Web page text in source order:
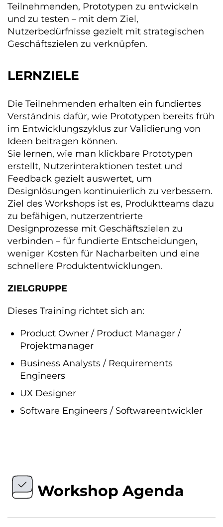
Teilnehmenden, Prototypen zu entwickeln
und zu testen – mit dem Ziel,
Nutzerbedürfnisse gezielt mit strategischen
Geschäftszielen zu verknüpfen.
LERNZIELE
Die Teilnehmenden erhalten ein fundiertes
Verständnis dafür, wie Prototypen bereits früh
im Entwicklungszyklus zur Validierung von
Ideen beitragen können.
Sie lernen, wie man klickbare Prototypen
erstellt, Nutzerinteraktionen testet und
Feedback gezielt auswertet, um
Designlösungen kontinuierlich zu verbessern.
Ziel des Workshops ist es, Produktteams dazu
zu befähigen, nutzerzentrierte
Designprozesse mit Geschäftszielen zu
verbinden – für fundierte Entscheidungen,
weniger Kosten für Nacharbeiten und eine
schnellere Produktentwicklungen.
ZIELGRUPPE
Dieses Training richtet sich an:
Product Owner / Product Manager /
Projektmanager
Business Analysts / Requirements
Engineers
UX Designer
Software Engineers / Softwareentwickler
Workshop Agenda